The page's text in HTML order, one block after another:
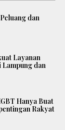
dan
Layanan
dan
Hanya Buat
Rakyat